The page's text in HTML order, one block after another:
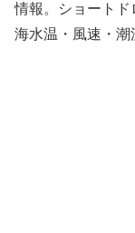
情報。ショートド
海水温・風速・潮